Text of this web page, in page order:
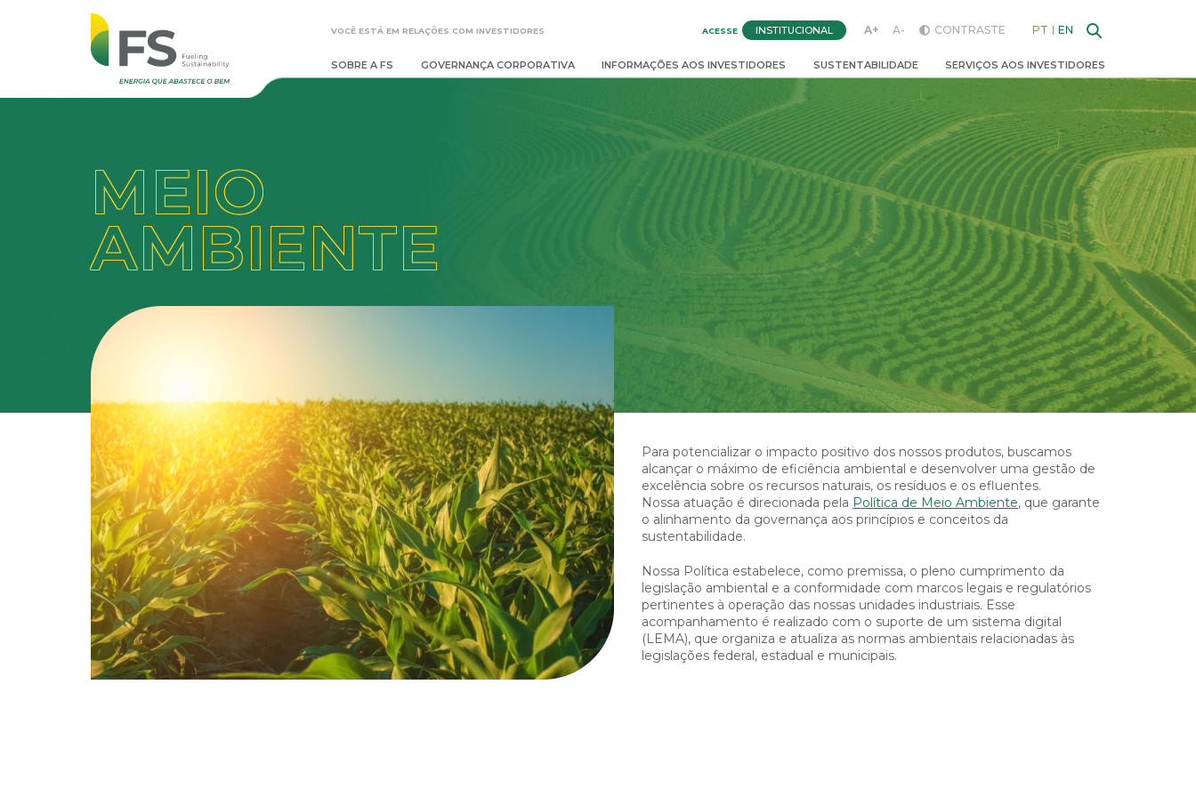
VOCÊ ESTÁ EM RELAÇÕES COM INVESTIDORES ACESSE INSTITUCIONAL A+ A- CONTRASTE PT EN
SOBRE A FS GOVERNANÇA CORPORATIVA INFORMAÇÕES AOS INVESTIDORES SUSTENTABILIDADE SERVIÇOS AOS INVESTIDORES
MEIO
AMBIENTE
Para potencializar o impacto positivo dos nossos produtos, buscamos
alcançar o máximo de eficiência ambiental e desenvolver uma gestão de
excelência sobre os recursos naturais, os resíduos e os efluentes.
Nossa atuação é direcionada pela Política de Meio Ambiente, que garante
o alinhamento da governança aos princípios e conceitos da
sustentabilidade.
Nossa Política estabelece, como premissa, o pleno cumprimento da
legislação ambiental e a conformidade com marcos legais e regulatórios
pertinentes à operação das nossas unidades industriais. Esse
acompanhamento é realizado com o suporte de um sistema digital
(LEMA), que organiza e atualiza as normas ambientais relacionadas às
legislações federal, estadual e municipais.